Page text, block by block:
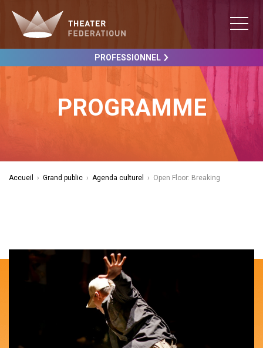
PROFESSIONNEL
PROGRAMME
Accueil › Grand public › Agenda culturel › Open Floor: Breaking